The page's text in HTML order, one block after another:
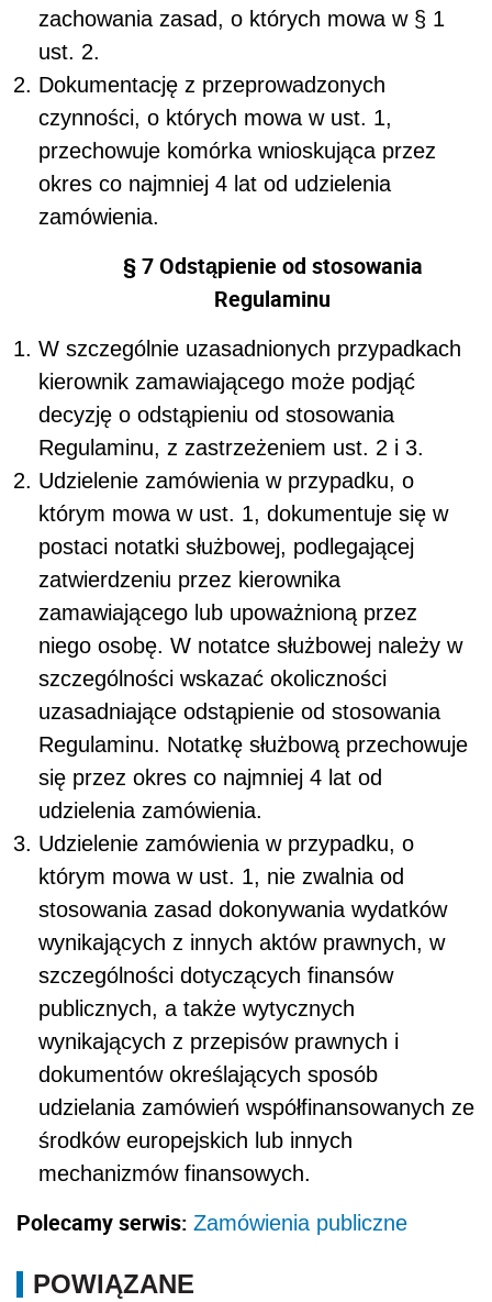
zachowania zasad, o których mowa w § 1
ust. 2.
Dokumentację z przeprowadzonych
czynności, o których mowa w ust. 1,
przechowuje komórka wnioskująca przez
okres co najmniej 4 lat od udzielenia
zamówienia.
§ 7 Odstąpienie od stosowania
Regulaminu
W szczególnie uzasadnionych przypadkach
kierownik zamawiającego może podjąć
decyzję o odstąpieniu od stosowania
Regulaminu, z zastrzeżeniem ust. 2 i 3.
Udzielenie zamówienia w przypadku, o
którym mowa w ust. 1, dokumentuje się w
postaci notatki służbowej, podlegającej
zatwierdzeniu przez kierownika
zamawiającego lub upoważnioną przez
niego osobę. W notatce służbowej należy w
szczególności wskazać okoliczności
uzasadniające odstąpienie od stosowania
Regulaminu. Notatkę służbową przechowuje
się przez okres co najmniej 4 lat od
udzielenia zamówienia.
Udzielenie zamówienia w przypadku, o
którym mowa w ust. 1, nie zwalnia od
stosowania zasad dokonywania wydatków
wynikających z innych aktów prawnych, w
szczególności dotyczących finansów
publicznych, a także wytycznych
wynikających z przepisów prawnych i
dokumentów określających sposób
udzielania zamówień współfinansowanych ze
środków europejskich lub innych
mechanizmów finansowych.
Polecamy serwis: Zamówienia publiczne
POWIĄZANE